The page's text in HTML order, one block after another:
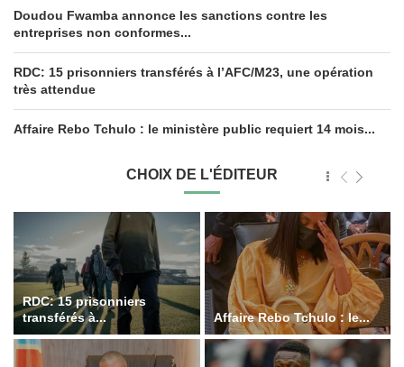
Doudou Fwamba annonce les sanctions contre les
entreprises non conformes...
RDC: 15 prisonniers transférés à l’AFC/M23, une opération
très attendue
Affaire Rebo Tchulo : le ministère public requiert 14 mois...
CHOIX DE L'ÉDITEUR
RDC: 15 prisonniers
transférés à...
Affaire Rebo Tchulo : le...